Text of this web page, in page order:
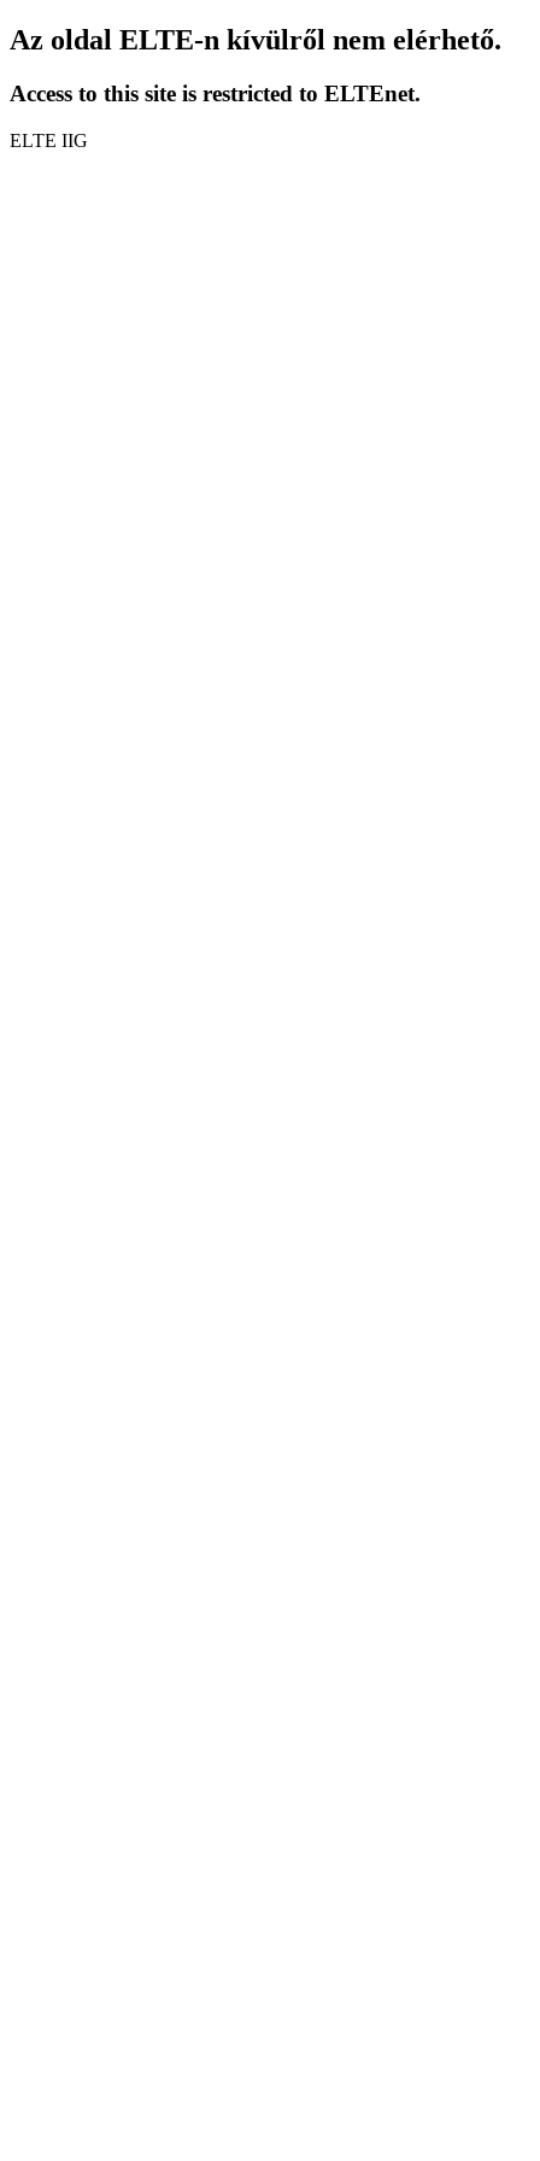
Az oldal ELTE-n kívülről nem elérhető.
Access to this site is restricted to ELTEnet.
ELTE IIG